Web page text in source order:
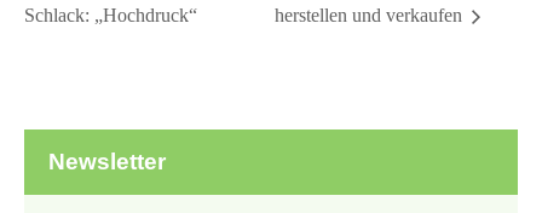
Schlack: „Hochdruck“
herstellen und verkaufen
Newsletter